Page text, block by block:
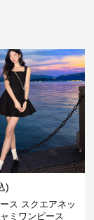
)
ス スクエアネッ
ミワンピース